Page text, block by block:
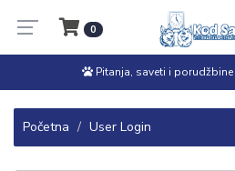
0
Pitanja, saveti i porudžbine
Početna User Login